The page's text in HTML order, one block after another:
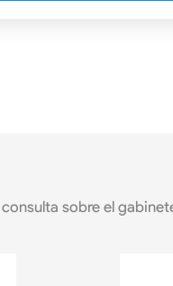
consulta sobre el